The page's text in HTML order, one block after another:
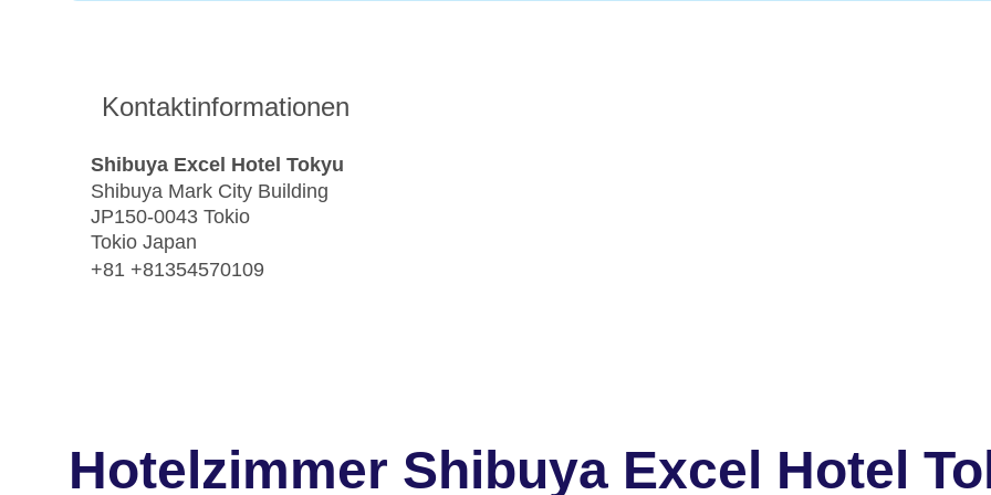
Kontaktinformationen
Shibuya Excel Hotel Tokyu
Shibuya Mark City Building
JP150-0043 Tokio
Tokio Japan
+81 +81354570109
Hotelzimmer Shibuya Excel Hotel